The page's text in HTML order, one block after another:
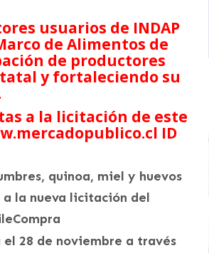
usuarios de INDAP
de Alimentos de
de productores
y fortaleciendo su
a la licitación de este
ID
quinoa, miel y huevos
a la nueva licitación del
28 de noviembre a través